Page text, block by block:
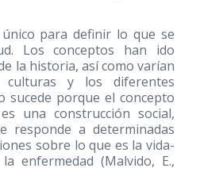
para definir lo que se
Los conceptos han ido
la historia, así como varían
y los diferentes
sucede porque el concepto
una construcción social,
responde a determinadas
sobre lo que es la vida-
enfermedad (Malvido, E.,